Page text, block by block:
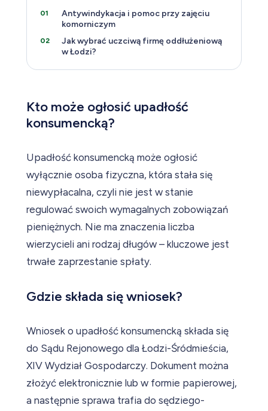
Antywindykacja i pomoc przy zajęciu
komorniczym
Jak wybrać uczciwą firmę oddłużeniową
w Łodzi?
Kto może ogłosić upadłość
konsumencką?
Upadłość konsumencką może ogłosić
wyłącznie osoba fizyczna, która stała się
niewypłacalna, czyli nie jest w stanie
regulować swoich wymagalnych zobowiązań
pieniężnych. Nie ma znaczenia liczba
wierzycieli ani rodzaj długów – kluczowe jest
trwałe zaprzestanie spłaty.
Gdzie składa się wniosek?
Wniosek o upadłość konsumencką składa się
do Sądu Rejonowego dla Łodzi-Śródmieścia,
XIV Wydział Gospodarczy. Dokument można
złożyć elektronicznie lub w formie papierowej,
a następnie sprawa trafia do sędziego-